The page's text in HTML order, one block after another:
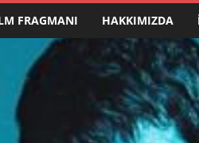
FRAGMANI HAKKIMIZDA